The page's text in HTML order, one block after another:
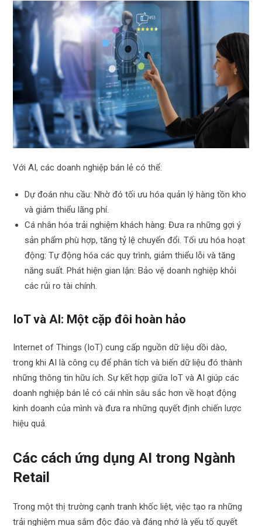
Với AI, các doanh nghiệp bán lẻ có thể:
Dự đoán nhu cầu: Nhờ đó tối ưu hóa quản lý hàng tồn kho
và giảm thiểu lãng phí.
Cá nhân hóa trải nghiệm khách hàng: Đưa ra những gợi ý
sản phẩm phù hợp, tăng tỷ lệ chuyển đổi. Tối ưu hóa hoạt
động: Tự động hóa các quy trình, giảm thiểu lỗi và tăng
năng suất. Phát hiện gian lận: Bảo vệ doanh nghiệp khỏi
các rủi ro tài chính.
IoT và AI: Một cặp đôi hoàn hảo
Internet of Things (IoT) cung cấp nguồn dữ liệu dồi dào,
trong khi AI là công cụ để phân tích và biến dữ liệu đó thành
những thông tin hữu ích. Sự kết hợp giữa IoT và AI giúp các
doanh nghiệp bán lẻ có cái nhìn sâu sắc hơn về hoạt động
kinh doanh của mình và đưa ra những quyết định chiến lược
hiệu quả.
Các cách ứng dụng AI trong Ngành
Retail
Trong một thị trường cạnh tranh khốc liệt, việc tạo ra những
trải nghiệm mua sắm độc đáo và đáng nhớ là yếu tố quyết